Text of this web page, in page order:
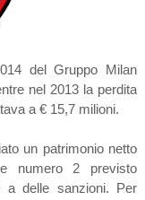
del Gruppo Milan
nel 2013 la perdita
a € 15,7 milioni.
un patrimonio netto
numero 2 previsto
a delle sanzioni. Per